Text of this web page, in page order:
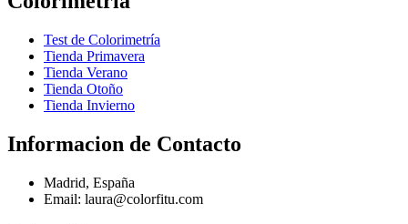
Test de Colorimetría
Tienda Primavera
Tienda Verano
Tienda Otoño
Tienda Invierno
Informacion de Contacto
Madrid, España
Email: laura@colorfitu.com